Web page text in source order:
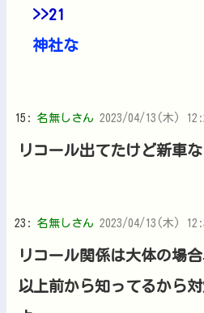
>>21
神社な
15: 名無しさん 2023/04/13(木)
リコール出てたけど新車
23: 名無しさん 2023/04/13(木)
リコール関係は大体の場
以上前から知ってるから